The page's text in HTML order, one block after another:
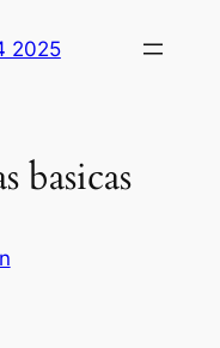
2025
basicas